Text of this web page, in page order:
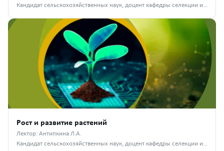
Кандидат сельскохозяйственных наук, доцент кафедры селекции и семеноводства, лесного дела и садоводства РГАТУ им. П.А. Костычева
Рост и развитие растений
Лектор: Антипкина Л.А.
Кандидат сельскохозяйственных наук, доцент кафедры селекции и семеноводства, лесного дела и садоводства РГАТУ им. П.А. Костычева